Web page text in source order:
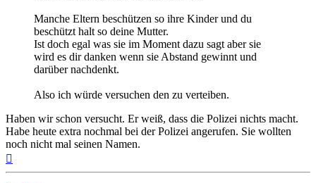
Manche Eltern beschützen so ihre Kinder und du
beschützt halt so deine Mutter.
Ist doch egal was sie im Moment dazu sagt aber sie
wird es dir danken wenn sie Abstand gewinnt und
darüber nachdenkt.
Also ich würde versuchen den zu verteiben.
Haben wir schon versucht. Er weiß, dass die Polizei nichts macht.
Habe heute extra nochmal bei der Polizei angerufen. Sie wollten
noch nicht mal seinen Namen.